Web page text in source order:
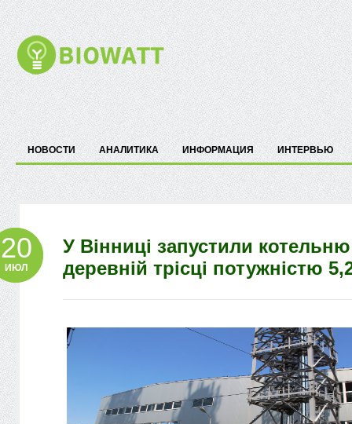
НОВОСТИ АНАЛИТИКА ИНФОРМАЦИЯ ИНТЕРВЬЮ
У Вінниці запустили
деревній трісці потужністю
20
ИЮЛ